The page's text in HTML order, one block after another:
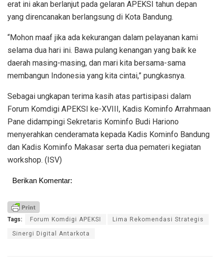
erat ini akan berlanjut pada gelaran APEKSI tahun depan
yang direncanakan berlangsung di Kota Bandung.
“Mohon maaf jika ada kekurangan dalam pelayanan kami
selama dua hari ini. Bawa pulang kenangan yang baik ke
daerah masing-masing, dan mari kita bersama-sama
membangun Indonesia yang kita cintai,” pungkasnya.
Sebagai ungkapan terima kasih atas partisipasi dalam
Forum Komdigi APEKSI ke-XVIII, Kadis Kominfo Arrahmaan
Pane didampingi Sekretaris Kominfo Budi Hariono
menyerahkan cenderamata kepada Kadis Kominfo Bandung
dan Kadis Kominfo Makasar serta dua pemateri kegiatan
workshop. (ISV)
Berikan Komentar:
Tags: Forum Komdigi APEKSI Lima Rekomendasi Strategis
Sinergi Digital Antarkota